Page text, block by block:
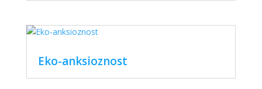
Eko-anksioznost